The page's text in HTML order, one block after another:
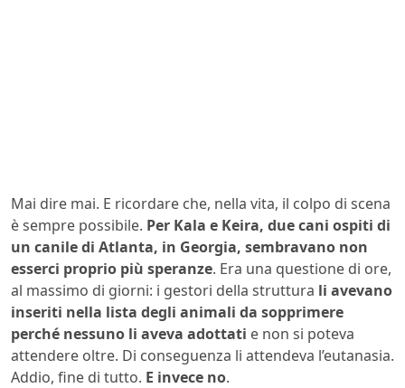
Mai dire mai. E ricordare che, nella vita, il colpo di scena
è sempre possibile. Per Kala e Keira, due cani ospiti di
un canile di Atlanta, in Georgia, sembravano non
esserci proprio più speranze. Era una questione di ore,
al massimo di giorni: i gestori della struttura li avevano
inseriti nella lista degli animali da sopprimere
perché nessuno li aveva adottati e non si poteva
attendere oltre. Di conseguenza li attendeva l’eutanasia.
Addio, fine di tutto. E invece no.